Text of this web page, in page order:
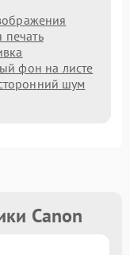
печать
фон на листе
шум
Canon